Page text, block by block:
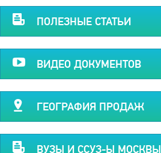
ПОЛЕЗНЫЕ СТАТЬИ
ВИДЕО ДОКУМЕНТОВ
ГЕОГРАФИЯ ПРОДАЖ
ВУЗЫ И ССУЗ-Ы МОСКВЫ